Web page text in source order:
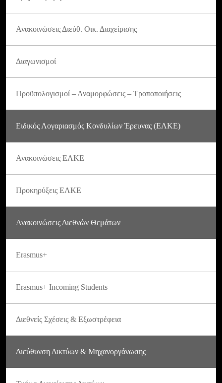
Ανακοινώσεις Διεύθ. Οικ. Διαχείρισης
Διαγωνισμοί
Προϋπολογισμοί – Αναμορφώσεις – Τροποποιήσεις
Ειδικός Λογαριασμός Κονδυλίων Έρευνας (ΕΛΚΕ)
Ανακοινώσεις ΕΛΚΕ
Προκηρύξεις ΕΛΚΕ
Ανακοινώσεις Διεθνών Θεμάτων
Erasmus+
Erasmus+ Incoming Students
Διεθνείς Σχέσεις & Εξωστρέφεια
Διεύθυνση Δικτύων & Μηχανοργάνωσης